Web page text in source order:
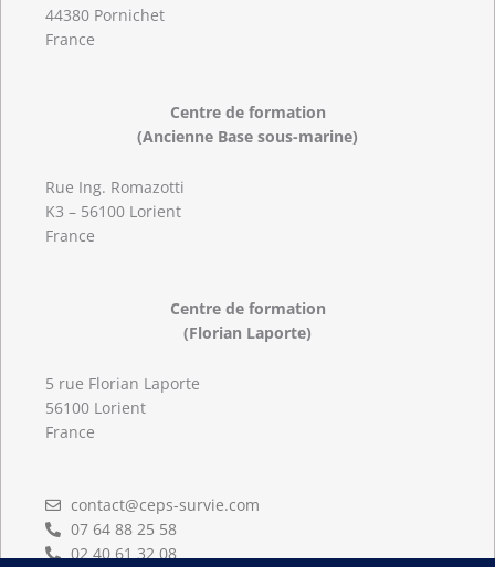
44380 Pornichet
France
Centre de formation
(Ancienne Base sous-marine)
Rue Ing. Romazotti
K3 – 56100 Lorient
France
Centre de formation
(Florian Laporte)
5 rue Florian Laporte
56100 Lorient
France
contact@ceps-survie.com
07 64 88 25 58
02 40 61 32 08